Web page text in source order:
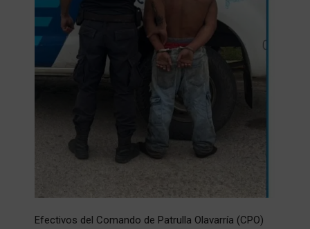
Efectivos del Comando de Patrulla Olavarría (CPO)